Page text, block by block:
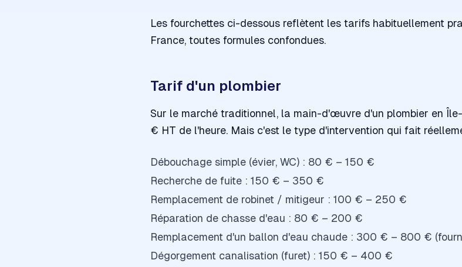
Les fourchettes ci-dessous reflètent les tarifs habituellement
France, toutes formules confondues.
Tarif d'un plombier
Sur le marché traditionnel, la main-d'œuvre d'un plombier en
€ HT de l'heure. Mais c'est le type d'intervention qui fait
Débouchage simple (évier, WC) : 80 € – 150 €
Recherche de fuite : 150 € – 350 €
Remplacement de robinet / mitigeur : 100 € – 250 €
Réparation de chasse d'eau : 80 € – 200 €
Remplacement d'un ballon d'eau chaude : 300 € – 800 €
Dégorgement canalisation (furet) : 150 € – 400 €